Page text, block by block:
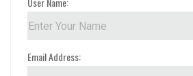
Email Address: